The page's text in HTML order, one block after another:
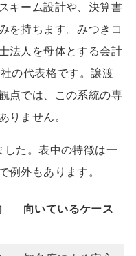
キーム設計や、決算書
を持ちます。みつきコ
法人を母体とする会計
の代表格です。譲渡
点では、この系統の専
りません。
た。表中の特徴は一
例外もあります。
向いているケース